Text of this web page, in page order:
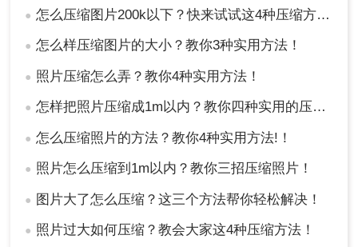
● 怎么压缩图片200k以下？快来试试这4种压缩方法!！
● 怎么样压缩图片的大小？教你3种实用方法！
● 照片压缩怎么弄？教你4种实用方法！
● 怎样把照片压缩成1m以内？教你四种实用的压缩方法！
● 怎么压缩照片的方法？教你4种实用方法!！
● 照片怎么压缩到1m以内？教你三招压缩照片！
● 图片大了怎么压缩？这三个方法帮你轻松解决！
● 照片过大如何压缩？教会大家这4种压缩方法！